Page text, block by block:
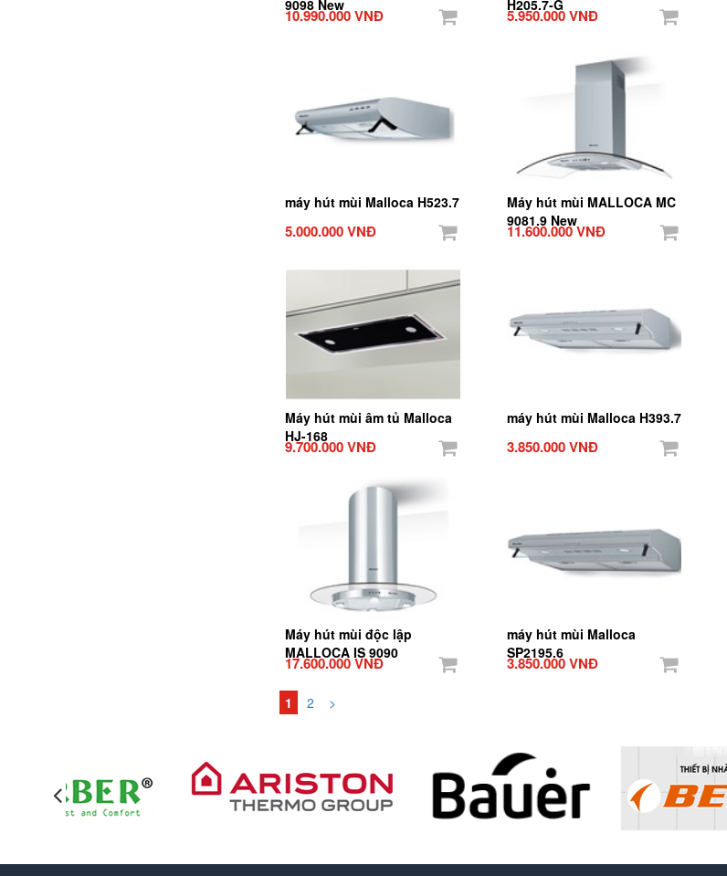
9098 New
10.990.000 VNĐ
H205.7-G
5.950.000 VNĐ
máy hút mùi Malloca H523.7
5.000.000 VNĐ
Máy hút mùi MALLOCA MC
9081.9 New
11.600.000 VNĐ
Máy hút mùi âm tủ Malloca
HJ-168
9.700.000 VNĐ
máy hút mùi Malloca H393.7
3.850.000 VNĐ
Máy hút mùi độc lập
MALLOCA IS 9090
17.600.000 VNĐ
máy hút mùi Malloca
SP2195.6
3.850.000 VNĐ
1 2 >